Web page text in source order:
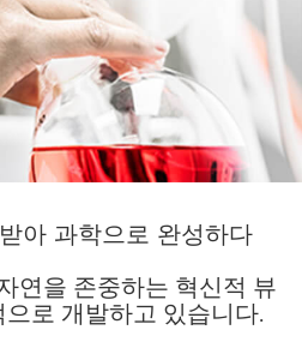
아 과학으로 완성하다
연을 존중하는 혁신적 뷰
로 개발하고 있습니다.